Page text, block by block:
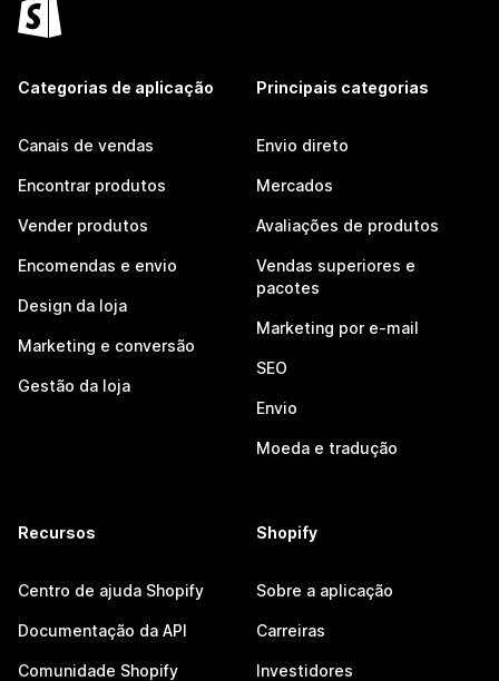
Categorias de aplicação
Canais de vendas
Encontrar produtos
Vender produtos
Encomendas e envio
Design da loja
Marketing e conversão
Gestão da loja
Principais categorias
Envio direto
Mercados
Avaliações de produtos
Vendas superiores e
pacotes
Marketing por e-mail
SEO
Envio
Moeda e tradução
Recursos
Centro de ajuda Shopify
Documentação da API
Comunidade Shopify
Shopify
Sobre a aplicação
Carreiras
Investidores